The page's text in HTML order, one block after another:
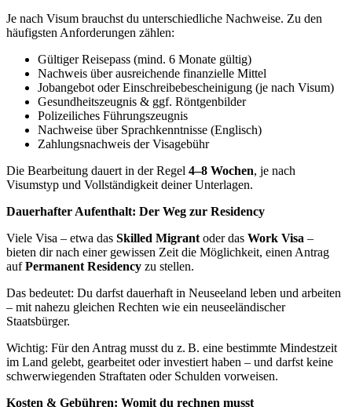
Je nach Visum brauchst du unterschiedliche Nachweise. Zu den
häufigsten Anforderungen zählen:
Gültiger Reisepass (mind. 6 Monate gültig)
Nachweis über ausreichende finanzielle Mittel
Jobangebot oder Einschreibebescheinigung (je nach Visum)
Gesundheitszeugnis & ggf. Röntgenbilder
Polizeiliches Führungszeugnis
Nachweise über Sprachkenntnisse (Englisch)
Zahlungsnachweis der Visagebühr
Die Bearbeitung dauert in der Regel 4–8 Wochen, je nach
Visumstyp und Vollständigkeit deiner Unterlagen.
Dauerhafter Aufenthalt: Der Weg zur Residency
Viele Visa – etwa das Skilled Migrantoder das Work Visa –
bieten dir nach einer gewissen Zeit die Möglichkeit, einen Antrag
aufPermanent Residency zu stellen.
Das bedeutet: Du darfst dauerhaft in Neuseeland leben und arbeiten
– mit nahezu gleichen Rechten wie ein neuseeländischer
Staatsbürger.
Wichtig: Für den Antrag musst du z. B. eine bestimmte Mindestzeit
im Land gelebt, gearbeitet oder investiert haben – und darfst keine
schwerwiegenden Straftaten oder Schulden vorweisen.
Kosten & Gebühren: Womit du rechnen musst